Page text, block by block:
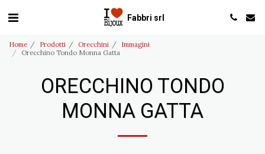
Fabbri srl
Home Prodotti Orecchini
Immagini
Orecchino Tondo Monna Gatta
ORECCHINO TONDO
MONNA GATTA